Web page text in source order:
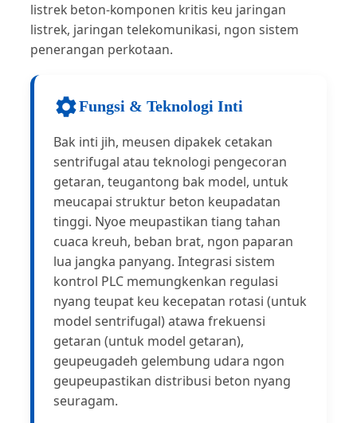
listrek beton-komponen kritis keu jaringan
listrek, jaringan telekomunikasi, ngon sistem
penerangan perkotaan.
Fungsi & Teknologi Inti
Bak inti jih, meusen dipakek cetakan
sentrifugal atau teknologi pengecoran
getaran, teugantong bak model, untuk
meucapai struktur beton keupadatan
tinggi. Nyoe meupastikan tiang tahan
cuaca kreuh, beban brat, ngon paparan
lua jangka panyang. Integrasi sistem
kontrol PLC memungkenkan regulasi
nyang teupat keu kecepatan rotasi (untuk
model sentrifugal) atawa frekuensi
getaran (untuk model getaran),
geupeugadeh gelembung udara ngon
geupeupastikan distribusi beton nyang
seuragam.